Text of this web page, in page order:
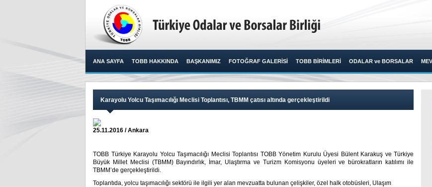
ANA SAYFA TOBB HAKKINDA BAŞKANIMIZ FOTOĞRAF GALERİSİ TOBB BİRİMLERİ ODALAR ve BORSALAR
Karayolu Yolcu Taşımacılığı Meclisi Toplantısı, TBMM çatısı altında gerçekleştirildi
25.11.2016 / Ankara
TOBB Türkiye Karayolu Yolcu Taşımacılığı Meclisi Toplantısı TOBB Yönetim Kurulu Üyesi Bülent Karakuş ve Türkiye
Büyük Millet Meclisi (TBMM) Bayındırlık, İmar, Ulaştırma ve Turizm Komisyonu üyeleri ve bürokratların katılımı ile
TBMM’de gerçekleştirildi.​
Toplantıda, yolcu taşımacılığı sektörü ile ilgili yer alan mevzuatta bulunan çelişkiler, özel halk otobüsleri, Ulaşım